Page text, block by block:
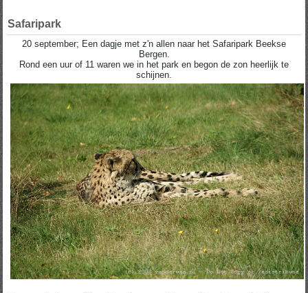
Safaripark
20 september; Een dagje met z'n allen naar het Safaripark Beekse
Bergen.
Rond een uur of 11 waren we in het park en begon de zon heerlijk te
schijnen.